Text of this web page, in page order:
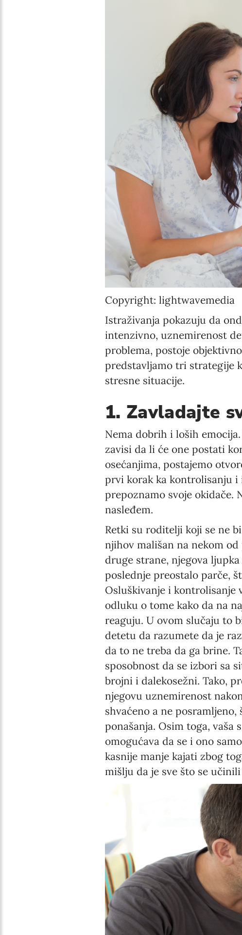
Copyright: lightwavemedia
Istraživanja pokazuju da
intenzivno, uznemirenost
problema, postoje
predstavljamo tri strategije
stresne situacije.
1. Zavladajte
Nema dobrih i loših
zavisi da li će one postati
osećanjima, postajemo
prvi korak ka kontrolisanju i
prepoznamo svoje okidače.
nasleđem.
Retki su roditelji koji se ne
njihov mališan na nekom
druge strane, njegova
poslednje preostalo parče,
Osluškivanje i kontrolisanje
odluku o tome kako da na
reaguju. U ovom slučaju to
detetu da razumete da je
da to ne treba da ga brine.
sposobnost da se izbori sa
brojni i dalekosežni. Tako,
njegovu uznemirenost
shvaćeno a ne
ponašanja. Osim toga,
omogućava da se i ono
kasnije manje kajati zbog
mišlju da je sve što se